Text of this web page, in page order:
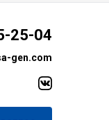
25-04
gen.com